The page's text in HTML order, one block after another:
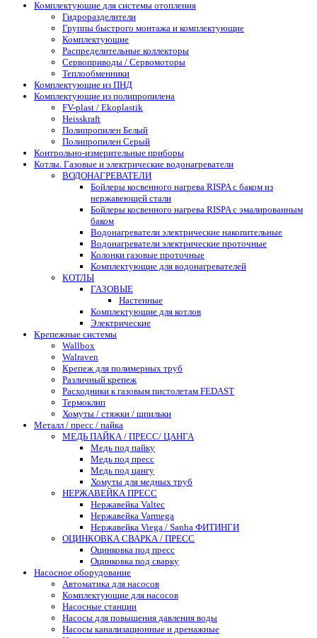
Комплектующие для системы отопления
Гидроразделители
Группы быстрого монтажа и комплектующие
Комплектующие
Распределительные коллекторы
Сервоприводы / Сервомоторы
Теплообменники
Комплектующие из ПНД
Комплектующие из полипропилена
FV-plast / Ekoplastik
Heisskraft
Полипропилен Белый
Полипропилен Серый
Контрольно-измерительные приборы
Котлы. Газовые и электрические водонагреватели
ВОДОНАГРЕВАТЕЛИ
Бойлеры косвенного нагрева RISPA с баком из
нержавеющей стали
Бойлеры косвенного нагрева RISPA с эмалированным
баком
Водонагреватели электрические накопительные
Водонагреватели электрические проточные
Колонки газовые проточные
Комплектующие для водонагревателей
КОТЛЫ
ГАЗОВЫЕ
Настенные
Комплектующие для котлов
Электрические
Крепежные системы
Wallbox
Walraven
Крепеж для полимерных труб
Различный крепеж
Расходники к газовым пистолетам FEDAST
Термоклип
Хомуты / стяжки / шпильки
Металл / пресс / пайка
МЕДЬ ПАЙКА / ПРЕСС/ ЦАНГА
Медь под пайку
Медь под пресс
Медь под цангу
Хомуты для медных труб
НЕРЖАВЕЙКА ПРЕСС
Нержавейка Valtec
Нержавейка Varmega
Нержавейка Viega / Sanha ФИТИНГИ
ОЦИНКОВКА СВАРКА / ПРЕСС
Оцинковка под пресс
Оцинковка под сварку
Насосное оборудование
Автоматика для насосов
Комплектующие для насосов
Насосные станции
Насосы для повышения давления воды
Насосы канализационные и дренажные